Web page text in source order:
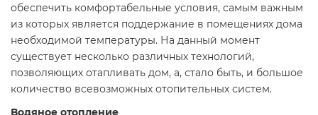
обеспечить комфортабельные условия, самым важным
из которых является поддержание в помещениях дома
необходимой температуры. На данный момент
существует несколько различных технологий,
позволяющих отапливать дом, а, стало быть, и большое
количество всевозможных отопительных систем.
Водяное отопление